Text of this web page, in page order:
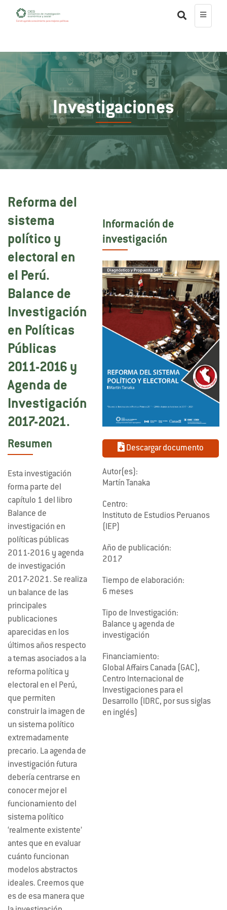
Investigaciones
Reforma del
sistema
político y
electoral en
el Perú.
Balance de
Investigación
en Políticas
Públicas
2011-2016 y
Agenda de
Investigación
2017-2021.
Resumen
Esta investigación
forma parte del
capítulo 1 del libro
Balance de
investigación en
políticas públicas
2011-2016 y agenda
de investigación
2017-2021. Se realiza
un balance de las
principales
publicaciones
aparecidas en los
últimos años respecto
a temas asociados a la
reforma política y
electoral en el Perú,
que permiten
construir la imagen de
un sistema político
extremadamente
precario. La agenda de
investigación futura
debería centrarse en
conocer mejor el
funcionamiento del
sistema político
‘realmente existente’
antes que en evaluar
cuánto funcionan
modelos abstractos
ideales. Creemos que
es de esa manera que
Información de
investigación
Descargar documento
Autor(es):
Martín Tanaka
Centro:
Instituto de Estudios Peruanos
(IEP)
Año de publicación:
2017
Tiempo de elaboración:
6 meses
Tipo de Investigación:
Balance y agenda de
investigación
Financiamiento:
Global Affairs Canada (GAC),
Centro Internacional de
Investigaciones para el
Desarrollo (IDRC, por sus siglas
en inglés)